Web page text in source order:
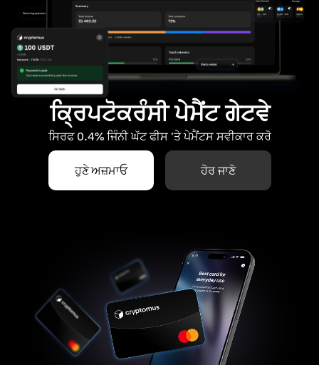
ਕ੍ਰਿਪਟੋਕਰੰਸੀ ਪੇਮੈਂਟ ਗੇਟਵੇ
ਸਿਰਫ 0.4% ਜਿੰਨੀ ਘੱਟ ਫੀਸ 'ਤੇ ਪੇਮੈਂਟਸ ਸਵੀਕਾਰ ਕਰੋ
ਹੁਣੇ ਅਜ਼ਮਾਓ ਹੋਰ ਜਾਣੋ